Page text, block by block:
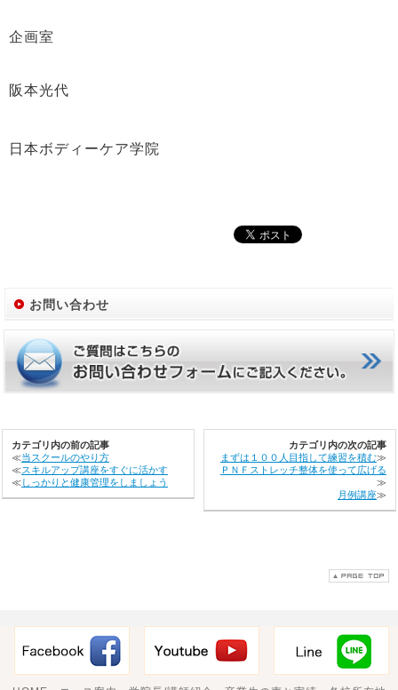
企画室
阪本光代
日本ボディーケア学院
お問い合わせ
カテゴリ内の前の記事
≪当スクールのやり方
≪スキルアップ講座をすぐに活かす
≪しっかりと健康管理をしましょう
カテゴリ内の次の記事
まずは１００人目指して練習を積む≫
ＰＮＦストレッチ整体を使って広げる
≫
月例講座≫